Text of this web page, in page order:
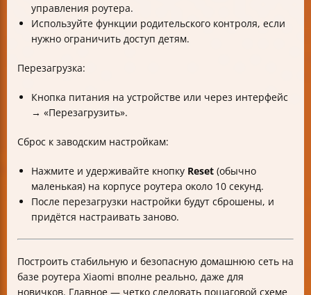
управления роутера.
Используйте функции родительского контроля, если
нужно ограничить доступ детям.
Перезагрузка:
Кнопка питания на устройстве или через интерфейс
→ «Перезагрузить».
Сброс к заводским настройкам:
Нажмите и удерживайте кнопку Reset (обычно
маленькая) на корпусе роутера около 10 секунд.
После перезагрузки настройки будут сброшены, и
придётся настраивать заново.
Построить стабильную и безопасную домашнюю сеть на
базе роутера Xiaomi вполне реально, даже для
новичков. Главное — четко следовать пошаговой схеме